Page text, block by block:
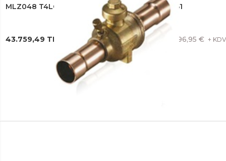
MLZ048 T4LC9A SCROLL KOMPRESÖR 121L8651
796,95 € + KDV
43.759,49 TL + KDV